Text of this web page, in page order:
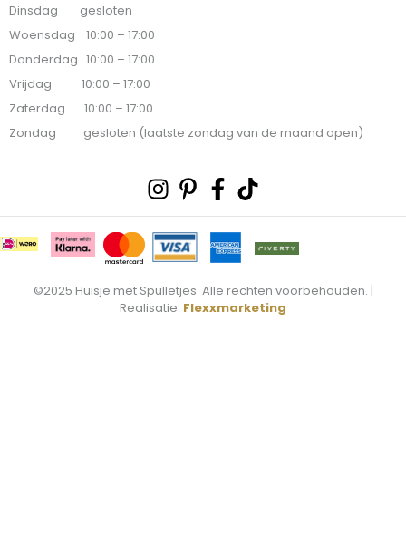
Dinsdag gesloten
Woensdag 10:00 – 17:00
Donderdag 10:00 – 17:00
Vrijdag 10:00 – 17:00
Zaterdag 10:00 – 17:00
Zondag gesloten (laatste zondag van de maand open)
Instagram
Pinterest-
p
Facebook-
f
Tiktok
©2025 Huisje met Spulletjes. Alle rechten voorbehouden. |
Realisatie: Flexxmarketing